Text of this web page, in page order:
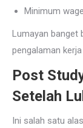
Minimum
Lumayan banget
pengalaman
Post
Setelah
Ini salah satu